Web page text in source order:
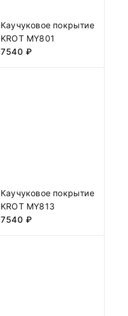
Каучуковое покрытие
KROT MY801
7540 ₽
Каучуковое покрытие
KROT MY813
7540 ₽